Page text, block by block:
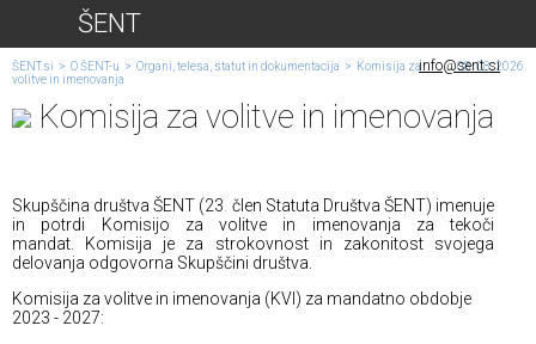
ŠENT
info@sent.si
08. 08. 2026
ŠENT.si > O ŠENT-u > Organi, telesa, statut in dokumentacija > Komisija za
volitve in imenovanja
Komisija za volitve in imenovanja
Skupščina društva ŠENT (23 člen Statuta Društva ŠENT) imenuje
in potrdi Komisijo za volitve in imenovanja za tekoči
mandat. Komisija je za strokovnost in zakonitost svojega
delovanja odgovorna Skupščini društva.
Komisija za volitve in imenovanja (KVI) za mandatno obdobje
2023 - 2027: